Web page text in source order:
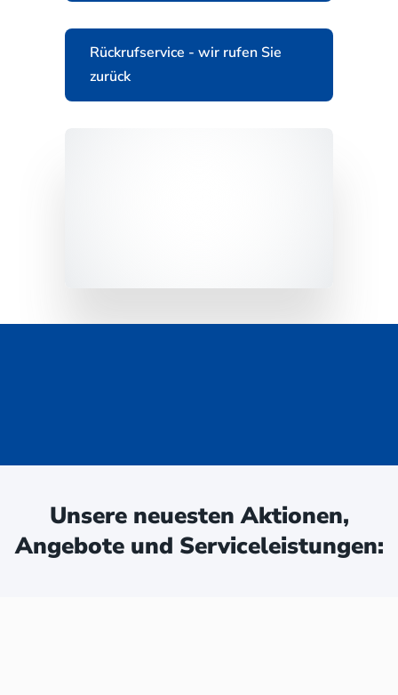
Rückrufservice - wir rufen Sie
zurück
Unsere neuesten Aktionen,
Angebote und Serviceleistungen: